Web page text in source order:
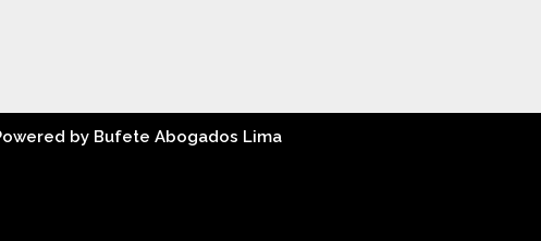
by Bufete Abogados Lima